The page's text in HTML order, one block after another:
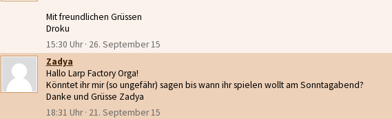
Mit freundlichen Grüssen
Droku
15:30 Uhr · 26. September 15
Zadya
Hallo Larp Factory Orga!
Könntet ihr mir (so ungefähr) sagen bis wann ihr spielen wollt am Sonntagabend?
Danke und Grüsse Zadya
18:31 Uhr · 21. September 15